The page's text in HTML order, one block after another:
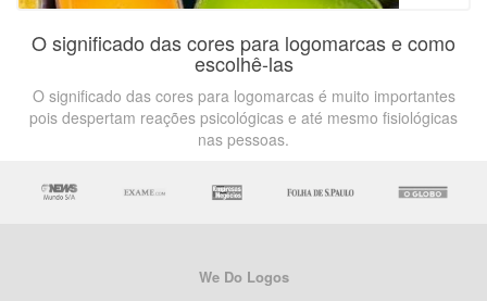
O significado das cores para logomarcas e como
escolhê-las
O significado das cores para logomarcas é muito importantes
pois despertam reações psicológicas e até mesmo fisiológicas
nas pessoas.
We Do Logos